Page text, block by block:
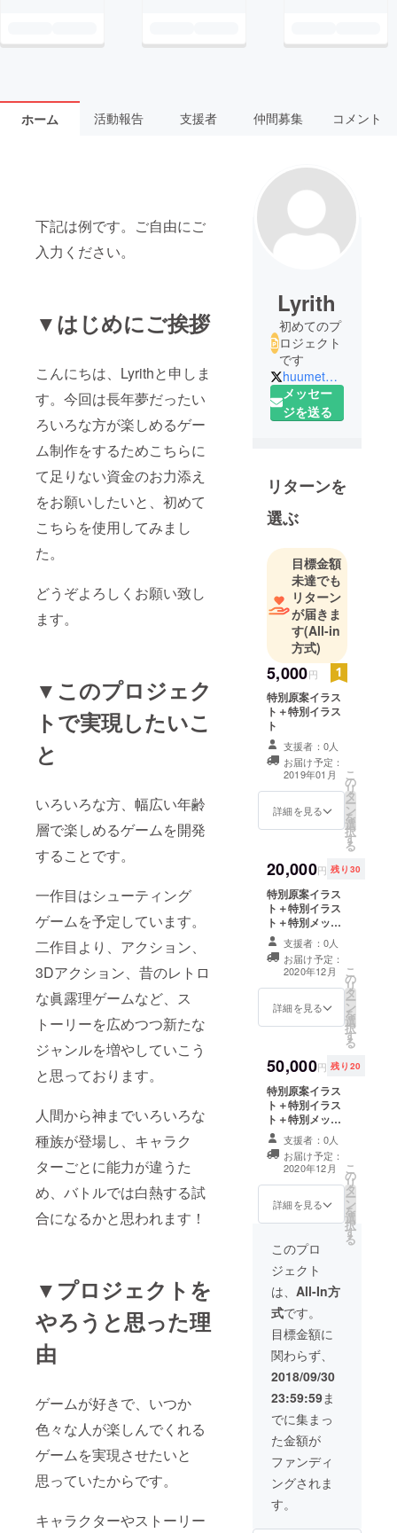
ホーム 活動報告 支援者 仲間募集 コメント
下記は例です。ご自由にご
入力ください。
▼はじめにご挨拶
こんにちは、Lyrithと申しま
す。今回は長年夢だったい
ろいろな方が楽しめるゲー
ム制作をするためこちらに
て足りない資金のお力添え
をお願いしたいと、初めて
こちらを使用してみまし
た。
どうぞよろしくお願い致し
ます。
▼このプロジェク
トで実現したいこ
と
いろいろな方、幅広い年齢
層で楽しめるゲームを開発
することです。
一作目はシューティング
ゲームを予定しています。
二作目より、アクション、
3Dアクション、昔のレトロ
な眞露理ゲームなど、ス
トーリーを広めつつ新たな
ジャンルを増やしていこう
と思っております。
人間から神までいろいろな
種族が登場し、キャラク
ターごとに能力が違うた
め、バトルでは白熱する試
合になるかと思われます！
▼プロジェクトを
やろうと思った理
由
ゲームが好きで、いつか
色々な人が楽しんでくれる
ゲームを実現させたいと
思っていたからです。
キャラクターやストーリー
Lyrith
初めてのプ
ロジェクト
です
huumetuzinyume
メッセー
ジを送る
リターンを
選ぶ
目標金額
未達でも
リターン
が届きま
す(All-in
方式)
5,000円
特別原案イラス
ト＋特別イラス
ト
支援者：0人
お届け予定：
2019年01月
詳細を見る
こ
の
リ
タ
ー
ン
を
選
択
す
る
20,000円 残り30
特別原案イラス
ト＋特別イラス
ト＋特別メッ
セージ付き製品
版先行配布（登
場キャラクター
の中から抽選で1
人から特別テキ
ストメッセージ
支援者：0人
お届け予定：
2020年12月
詳細を見る
こ
の
リ
タ
ー
ン
を
選
択
す
る
50,000円 残り20
特別原案イラス
ト＋特別イラス
ト＋特別メッ
セージ付き製品
版先行配布（登
場キャラクター
の中から抽選で1
人から特別テキ
ストメッセージ
のキャラクター
を制作し、ゲー
ムに登場させま
す。（登場作は2
～4作目にほかの
方のも合わせラ
ンダムで登場さ
せます。）＋そ
のキャラクター
の特別イラスト
支援者：0人
お届け予定：
2020年12月
詳細を見る
こ
の
リ
タ
ー
ン
を
選
択
す
る
このプロ
ジェクト
は、 All-In方
式です。
目標金額に
関わらず、
2018/09/30
23:59:59ま
でに集まっ
た金額が
ファンディ
ングされま
す。